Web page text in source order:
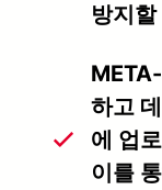
방지
하고
에 업
이를